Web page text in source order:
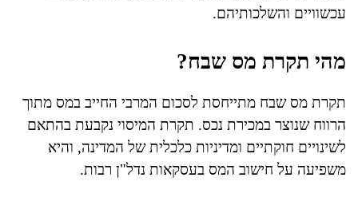
עכשוויים והשלכותיהם.
מהי תקרת מס שבח?
תקרת מס שבח מתייחסת לסכום המרבי החייב במס מתוך
הרווח שנוצר במכירת נכס. תקרת המיסוי נקבעת בהתאם
לשינויים חוקתיים ומדיניות כלכלית של המדינה, והיא
משפיעה על חישוב המס בעסקאות נדל"ן רבות.